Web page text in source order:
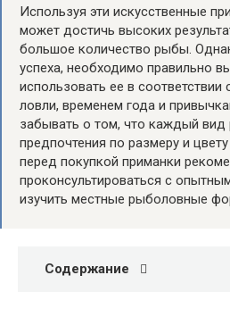
Используя эти искусственные
может достичь высоких
большое количество рыбы.
успеха, необходимо правильно
использовать ее в
ловли, временем года и
забывать о том, что каждый
предпочтения по размеру и
перед покупкой приманки
проконсультироваться с
изучить местные рыболовные
Содержание